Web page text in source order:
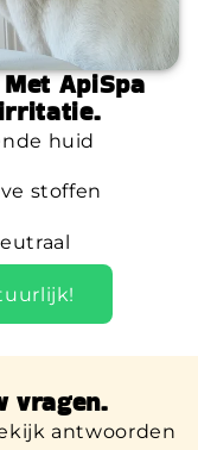
ApiSpa
huid
stoffen
vragen.
antwoorden